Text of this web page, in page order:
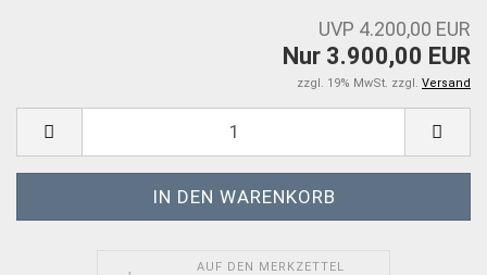
UVP 4.200,00 EUR
Nur 3.900,00 EUR
zzgl. 19% MwSt. zzgl. Versand
AUF DEN MERKZETTEL